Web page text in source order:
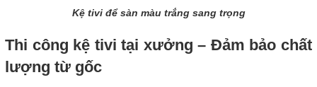
Kệ tivi để sàn màu trắng sang trọng
Thi công kệ tivi tại xưởng – Đảm bảo chất
lượng từ gốc